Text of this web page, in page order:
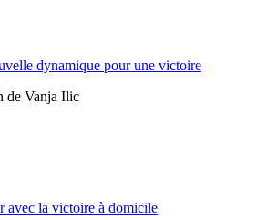
dynamique pour une victoire
de Vanja Ilic
avec la victoire à domicile